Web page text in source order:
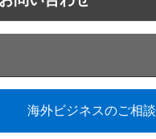
海外ビジネスのご相談